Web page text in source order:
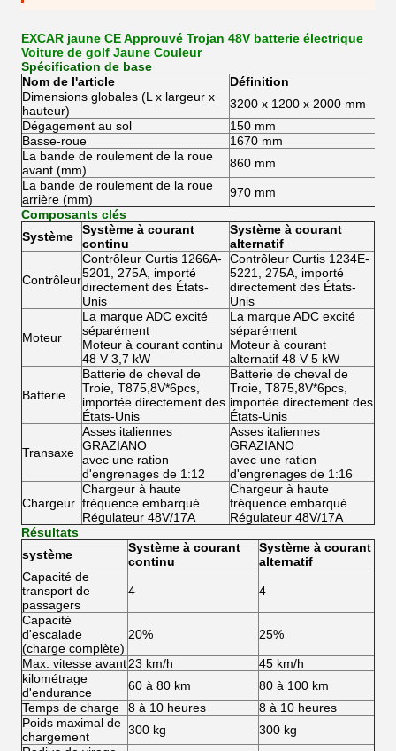
EXCAR jaune CE Approuvé Trojan 48V batterie électrique
Voiture de golf Jaune Couleur
Spécification de base
Nom de l'article
Définition
Dimensions globales (L x largeur x
hauteur)
3200 x 1200 x 2000 mm
Dégagement au sol
150 mm
Basse-roue
1670 mm
La bande de roulement de la roue
avant (mm)
860 mm
La bande de roulement de la roue
arrière (mm)
970 mm
Composants clés
Système
Système à courant
continu
Système à courant
alternatif
Contrôleur
Contrôleur Curtis 1266A-
5201, 275A, importé
directement des États-
Unis
Contrôleur Curtis 1234E-
5221, 275A, importé
directement des États-
Unis
Moteur
La marque ADC excité
séparément
Moteur à courant continu
48 V 3,7 kW
La marque ADC excité
séparément
Moteur à courant
alternatif 48 V 5 kW
Batterie
Batterie de cheval de
Troie, T875,8V*6pcs,
importée directement des
États-Unis
Batterie de cheval de
Troie, T875,8V*6pcs,
importée directement des
États-Unis
Transaxe
Asses italiennes
GRAZIANO
avec une ration
d'engrenages de 1:12
Asses italiennes
GRAZIANO
avec une ration
d'engrenages de 1:16
Chargeur
Chargeur à haute
fréquence embarqué
Régulateur 48V/17A
Chargeur à haute
fréquence embarqué
Régulateur 48V/17A
Résultats
système
Système à courant
continu
Système à courant
alternatif
Capacité de
transport de
passagers
4 4
Capacité
d'escalade
(charge complète)
20% 25%
Max. vitesse avant23 km/h
45 km/h
kilométrage
d'endurance
60 à 80 km
80 à 100 km
Temps de charge
8 à 10 heures
8 à 10 heures
Poids maximal de
chargement
300 kg
300 kg